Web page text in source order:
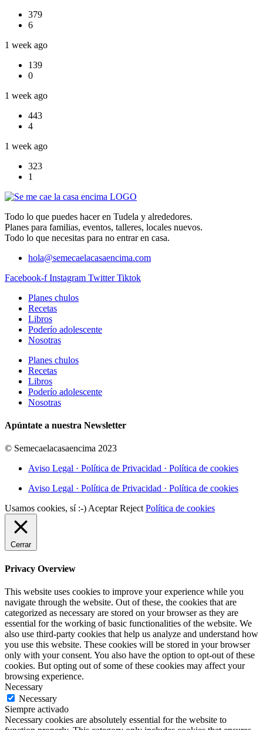
379
6
1 week ago
139
0
1 week ago
443
4
1 week ago
323
1
Todo lo que puedes hacer en Tudela y alrededores.
Planes para familias, eventos, talleres, locales nuevos.
Todo lo que necesitas para no entrar en casa.
hola@semecaelacasaencima.com
Facebook-f Instagram Twitter Tiktok
Planes chulos
Recetas
Libros
Poderío adolescente
Nosotras
Planes chulos
Recetas
Libros
Poderío adolescente
Nosotras
Apúntate a nuestra Newsletter
© Semecaelacasaencima 2023
Aviso Legal · Política de Privacidad · Política de cookies
Aviso Legal · Política de Privacidad · Política de cookies
Usamos cookies, sí :-)Aceptar Reject Política de cookies
Cerrar
Privacy Overview
This website uses cookies to improve your experience while you
navigate through the website. Out of these, the cookies that are
categorized as necessary are stored on your browser as they are
essential for the working of basic functionalities of the website. We
also use third-party cookies that help us analyze and understand how
you use this website. These cookies will be stored in your browser
only with your consent. You also have the option to opt-out of these
cookies. But opting out of some of these cookies may affect your
browsing experience.
Necessary
Necessary
Siempre activado
Necessary cookies are absolutely essential for the website to